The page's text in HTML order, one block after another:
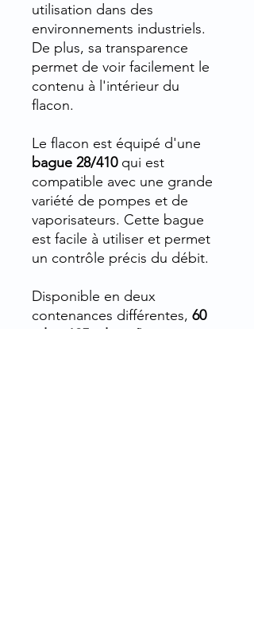
utilisation dans des
environnements industriels.
De plus, sa transparence
permet de voir facilement le
contenu à l'intérieur du
flacon.
Le flacon est équipé d'une
bague 28/410qui est
compatible avec une grande
variété de pompes et de
vaporisateurs. Cette bague
est facile à utiliser et permet
un contrôle précis du débit.
Disponible en deux
contenances différentes, 60
ml et 125 ml,
ce flacon est